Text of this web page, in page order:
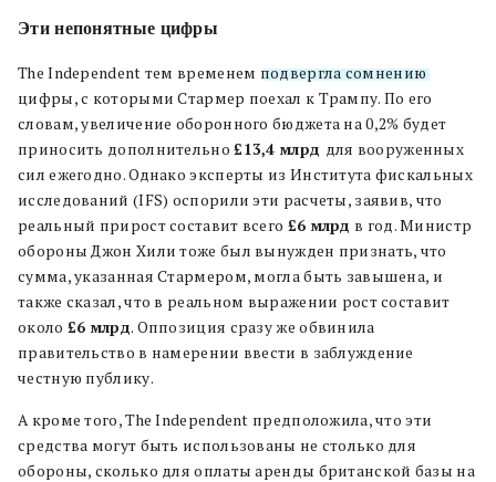
Эти непонятные цифры
The Independent тем временем подвергла сомнению
цифры, с которыми Стармер поехал к Трампу. По его
словам, увеличение оборонного бюджета на 0,2% будет
приносить дополнительно£13,4 млрд для вооруженных
сил ежегодно. Однако эксперты из Института фискальных
исследований (IFS) оспорили эти расчеты, заявив, что
реальный прирост составит всего £6 млрд в год. Министр
обороны Джон Хили тоже был вынужден признать, что
сумма, указанная Стармером, могла быть завышена, и
также сказал, что в реальном выражении рост составит
около £6 млрд. Оппозиция сразу же обвинила
правительство в намерении ввести в заблуждение
честную публику.
А кроме того, The Independent предположила, что эти
средства могут быть использованы не столько для
обороны, сколько для оплаты аренды британской базы на